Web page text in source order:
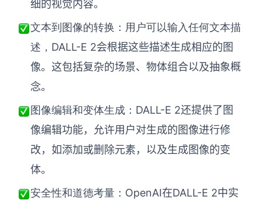
细的视觉内容。
文本到图像的转换：用户可以输入任何文本描
述， DALL-E 2会根据这些描述生成相应的图
像。这包括复杂的场景、物体组合以及抽象概
念。
图像编辑和变体生成： DALL-E 2还提供了图
像编辑功能，允许用户对生成的图像进行修
改，如添加或删除元素，以及生成图像的变
体。
安全性和道德考量： OpenAI在DALL-E 2中实